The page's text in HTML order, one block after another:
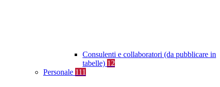
Consulenti e collaboratori (da pubblicare in
tabelle) 12
Personale 111